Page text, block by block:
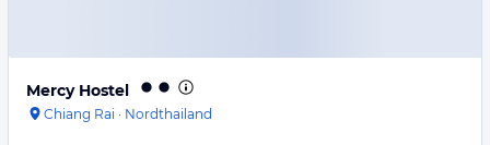
Mercy Hostel
Chiang Rai · Nordthailand